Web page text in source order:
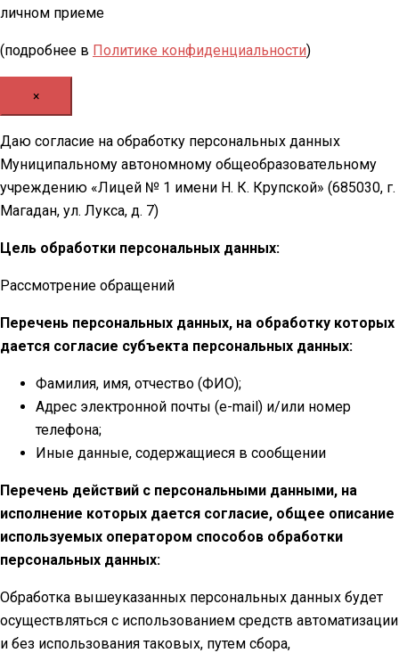
личном приеме
(подробнее в Политике конфиденциальности)
×
Даю согласие на обработку персональных данных
Муниципальному автономному общеобразовательному
учреждению «Лицей № 1 имени Н. К. Крупской» (685030, г.
Магадан, ул. Лукса, д. 7)
Цель обработки персональных данных:
Рассмотрение обращений
Перечень персональных данных, на обработку которых
дается согласие субъекта персональных данных:
Фамилия, имя, отчество (ФИО);
Адрес электронной почты (e-mail) и/или номер
телефона;
Иные данные, содержащиеся в сообщении
Перечень действий с персональными данными, на
исполнение которых дается согласие, общее описание
используемых оператором способов обработки
персональных данных:
Обработка вышеуказанных персональных данных будет
осуществляться с использованием средств автоматизации
и без использования таковых, путем сбора,